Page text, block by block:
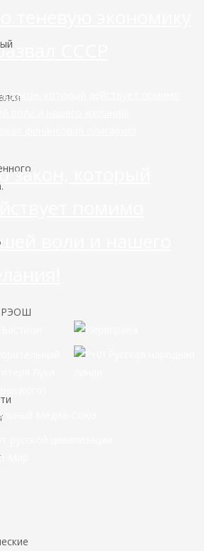
СССР
финансовая олигархия
закон, который
помимо
воли и нашего
РЭОШ